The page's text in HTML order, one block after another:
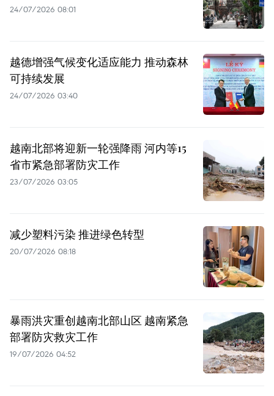
24/07/2026 08:01
越德增强气候变化适应能力 推动森林
可持续发展
24/07/2026 03:40
越南北部将迎新一轮强降雨 河内等15
省市紧急部署防灾工作
23/07/2026 03:05
减少塑料污染 推进绿色转型
20/07/2026 08:18
暴雨洪灾重创越南北部山区 越南紧急
部署防灾救灾工作
19/07/2026 04:52